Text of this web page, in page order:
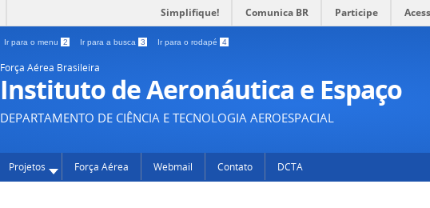
Simplifique! Comunica BR Participe
Ir para o menu 2 Ir para a busca 3 Ir para o rodapé 4
Força Aérea Brasileira
Instituto de Aeronáutica e Espaço
DEPARTAMENTO DE CIÊNCIA E TECNOLOGIA AEROESPACIAL
Projetos Força Aérea Webmail Contato DCTA